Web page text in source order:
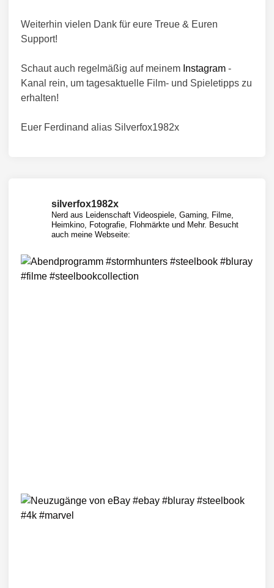
Weiterhin vielen Dank für eure Treue & Euren
Support!
Schaut auch regelmäßig auf meinem Instagram -
Kanal rein, um tagesaktuelle Film- und Spieletipps zu
erhalten!
Euer Ferdinand alias Silverfox1982x
silverfox1982x
Nerd aus Leidenschaft Videospiele, Gaming, Filme,
Heimkino, Fotografie, Flohmärkte und Mehr. Besucht
auch meine Webseite: